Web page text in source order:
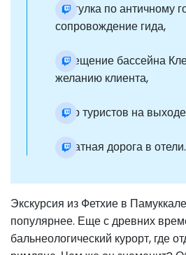
прогулка по античному
сопровождение гида,
посещение бассейна
желанию клиента,
сбор туристов на
обратная дорога в отели.
Экскурсия из Фетхие в
популярнее. Еще с древних
бальнеологический курорт, где